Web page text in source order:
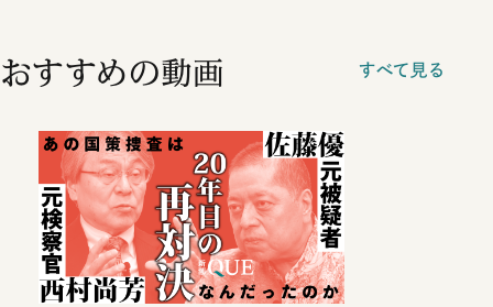
おすすめの動画 すべて見る